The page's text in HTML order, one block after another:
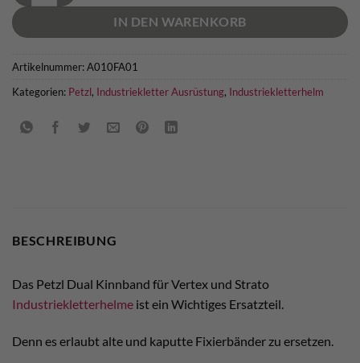
IN DEN WARENKORB
Artikelnummer:A010FA01
Kategorien: Petzl, Industriekletter Ausrüstung, Industriekletterhelm
BESCHREIBUNG
Das Petzl Dual Kinnband für Vertex und Strato
Industriekletterhelme ist ein Wichtiges Ersatzteil.
Denn es erlaubt alte und kaputte Fixierbänder zu ersetzen.